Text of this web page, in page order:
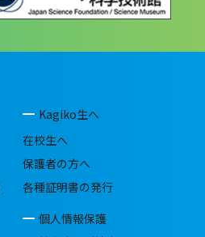
Kagiko生へ
在校生へ
保護者の方へ
各種証明書の発行
個人情報保護